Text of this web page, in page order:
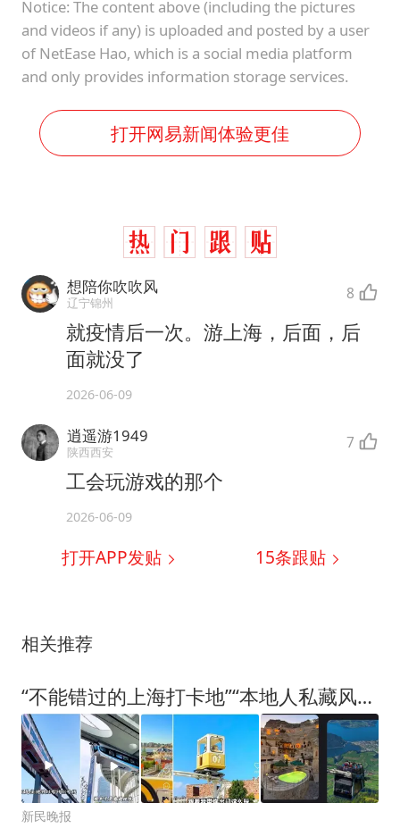
Notice: The content above (including the pictures
and videos if any) is uploaded and posted by a user
of NetEase Hao, which is a social media platform
and only provides information storage services.
打开网易新闻体验更佳
想陪你吹吹风
辽宁锦州 8
就疫情后一次。游上海，后面，后
面就没了
2026-06-09
逍遥游1949
陕西西安 7
工会玩游戏的那个
2026-06-09
打开APP发贴 15条跟贴
相关推荐
“不能错过的上海打卡地”“本地人私藏风景”，上海人看后：啊?
新民晚报